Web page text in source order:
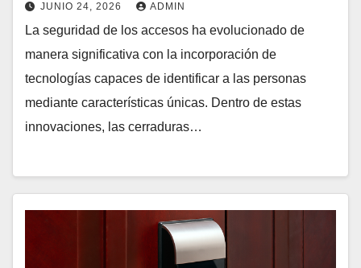
JUNIO 24, 2026 ADMIN
La seguridad de los accesos ha evolucionado de
manera significativa con la incorporación de
tecnologías capaces de identificar a las personas
mediante características únicas. Dentro de estas
innovaciones, las cerraduras…